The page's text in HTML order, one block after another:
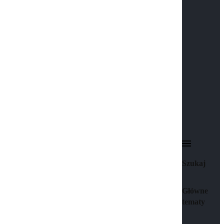
Szukaj
Główne
tematy